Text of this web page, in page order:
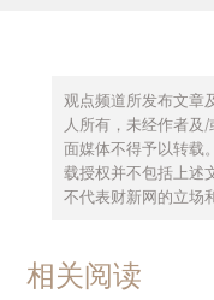
观点频道所发布文章
人所有，未经作者及
面媒体不得予以转载
载授权并不包括上述
不代表财新网的立场
相关阅读